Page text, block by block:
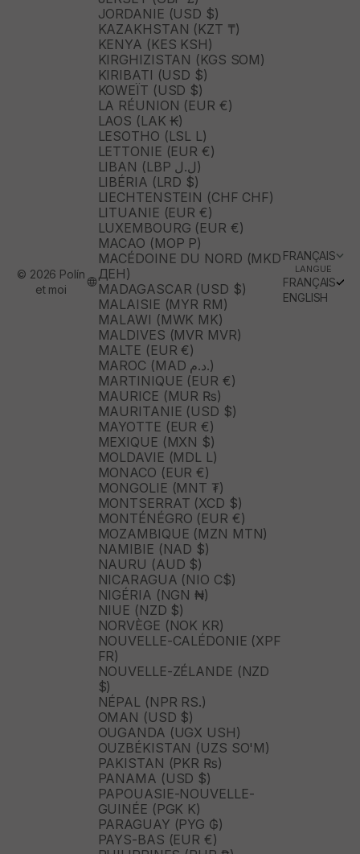
JORDANIE (USD $)
KAZAKHSTAN (KZT ₸)
KENYA (KES KSH)
KIRGHIZISTAN (KGS SOM)
KIRIBATI (USD $)
KOWEÏT (USD $)
LA RÉUNION (EUR €)
LAOS (LAK ₭)
LESOTHO (LSL L)
LETTONIE (EUR €)
LIBAN (LBP ل.ل)
LIBÉRIA (LRD $)
LIECHTENSTEIN (CHF CHF)
LITUANIE (EUR €)
LUXEMBOURG (EUR €)
MACAO (MOP P)
MACÉDOINE DU NORD (MKD
ДЕН)
MADAGASCAR (USD $)
MALAISIE (MYR RM)
MALAWI (MWK MK)
MALDIVES (MVR MVR)
MALTE (EUR €)
MAROC (MAD د.م.)
MARTINIQUE (EUR €)
MAURICE (MUR ₨)
MAURITANIE (USD $)
MAYOTTE (EUR €)
MEXIQUE (MXN $)
MOLDAVIE (MDL L)
MONACO (EUR €)
MONGOLIE (MNT ₮)
MONTSERRAT (XCD $)
MONTÉNÉGRO (EUR €)
MOZAMBIQUE (MZN MTN)
NAMIBIE (NAD $)
NAURU (AUD $)
NICARAGUA (NIO C$)
NIGÉRIA (NGN ₦)
NIUE (NZD $)
NORVÈGE (NOK KR)
NOUVELLE-CALÉDONIE (XPF
FR)
NOUVELLE-ZÉLANDE (NZD
$)
NÉPAL (NPR RS.)
OMAN (USD $)
OUGANDA (UGX USH)
OUZBÉKISTAN (UZS SO'M)
PAKISTAN (PKR ₨)
PANAMA (USD $)
PAPOUASIE-NOUVELLE-
GUINÉE (PGK K)
PARAGUAY (PYG ₲)
PAYS-BAS (EUR €)
FRANÇAIS
LANGUE
FRANÇAIS
ENGLISH
© 2026 Polín
et moi